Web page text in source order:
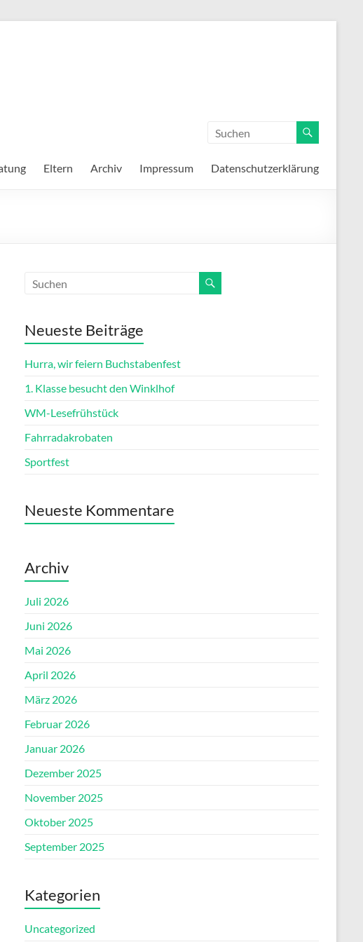
Eltern Archiv Impressum Datenschutzerklärung
Neueste Beiträge
Hurra, wir feiern Buchstabenfest
1. Klasse besucht den Winklhof
WM-Lesefrühstück
Fahrradakrobaten
Sportfest
Neueste Kommentare
Archiv
Juli 2026
Juni 2026
Mai 2026
April 2026
März 2026
Februar 2026
Januar 2026
Dezember 2025
November 2025
Oktober 2025
September 2025
Kategorien
Uncategorized